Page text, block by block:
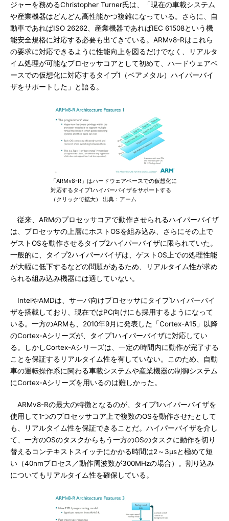
ジャーを務めるChristopher Turner氏は、「現在の車載システム
や産業機器はどんどん高性能かつ複雑になっている。さらに、自
動車であればISO 26262、産業機器であればIEC 61508という機
能安全規格に対応する必要も出てきている。ARMv8-Rはこれら
の要求に対応できるように性能向上を図るだけでなく、リアルタ
イム処理が可能なプロセッサコアとして初めて、ハードウェアベ
ースでの仮想化に対応するタイプ1（ベアメタル）ハイパーバイ
ザをサポートした」と語る。
「ARMv8-R」はハードウェアベースでの仮想化に
対応するタイプ1ハイパーバイザをサポートする
（クリックで拡大） 出典：アーム
従来、ARMのプロセッサコアで動作させられるハイパーバイザ
は、プロセッサの上層にホストOSを組み込み、さらにその上で
ゲストOSを動作させるタイプ2ハイパーバイザに限られていた。
一般的に、タイプ2ハイパーバイザは、ゲストOS上での処理性能
が大幅に低下するなどの問題があるため、リアルタイム性が求め
られる組み込み機器には適していない。
IntelやAMDは、サーバ向けプロセッサにタイプ1ハイパーバイ
ザを搭載しており、現在ではPC向けにも採用するようになって
いる。一方のARMも、2010年9月に発表した「Cortex-A15」以降
のCortex-Aシリーズが、タイプ1ハイパーバイザに対応してい
る。しかしCortex-Aシリーズは、一定の時間内に動作が完了する
ことを保証するリアルタイム性を有していない。このため、自動
車の運転操作系に関わる車載システムや産業機器の制御システム
にCortex-Aシリーズを用いるのは難しかった。
ARMv8-Rの最大の特徴となるのが、タイプ1ハイパーバイザを
使用して1つのプロセッサコア上で複数のOSを動作させたとして
も、リアルタイム性を保証できることだ。ハイパーバイザを介し
て、一方のOSのタスクからもう一方のOSのタスクに動作を切り
替えるコンテキストスイッチにかかる時間は2～3μsと極めて短
い（40nmプロセス／動作周波数が300MHzの場合）。割り込み
についてもリアルタイム性を確保している。